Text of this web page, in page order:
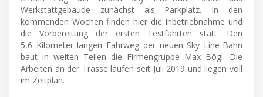
Werkstattgebäude zunächst als Parkplatz. In den
kommenden Wochen finden hier die Inbetriebnahme und
die Vorbereitung der ersten Testfahrten statt. Den
5,6 Kilometer langen Fahrweg der neuen Sky Line-Bahn
baut in weiten Teilen die Firmengruppe Max Bögl. Die
Arbeiten an der Trasse laufen seit Juli 2019 und liegen voll
im Zeitplan.